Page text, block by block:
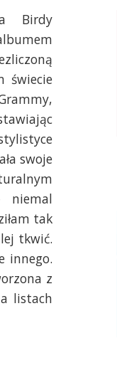
Birdy
świecie
swoje
niemal
tak
tkwić.
innego.
z
listach